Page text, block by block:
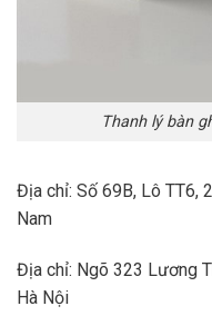
Thanh lý bàn
Địa chỉ: Số 69B, Lô TT6,
Nam
Địa chỉ: Ngõ 323 Lương
Hà Nội